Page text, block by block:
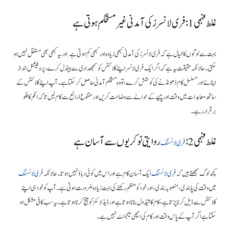
غلط فہمی 1: فری لانسرز کی آمدنی غیر مستحکم ہوتی ہے
بہت سے لوگوں کا خیال ہے کہ فری لانسرز کی آمدنی کبھی زیادہ اور کبھی کم ہوتی ہے. اور یہ کبھی بھی مستقل نہیں ہو
سکتی۔ حالانکہ حقیقت یہ ہے کہ اگر ایک فری لانسر اپنے کلائنٹس کو سمجھداری سے ہینڈل کرے، پروفیشنل انداز
اپنائے اور مسلسل کام ڈھونڈنے کی کوشش کرے، تو وہ مستحکم آمدنی حاصل کر سکتا ہے۔ آپ اپنے کلائنٹس کے
ساتھ معاہدات میں وقت اور پیسے کے حوالے سے وضاحت کریں اور متنوع ذرائع سے کام لیں تاکہ انکم کا فلو
برقرار رہے۔
غلط فہمی 2: فری لانسنگروایتی نوکریوں سے آسان ہے
کچھ لوگ سمجھتے ہیں کہفری لانسنگایک آسان کام ہے اور اس میں کوئی دباؤ نہیں ہوتا۔ حالانکہفری لانسنگ
میں وقت کی پابندی، منصوبہ بندی، اور خود کو منظم رکھنے کی بہت زیادہ ضرورت ہوتی ہے۔ آپ کو خود ہی اپنے
کلائنٹس سے ڈیل کرنا پڑتا ہے، کام کا شیڈول بنانا ہوتا ہے اور ڈیڈ لائنز کو مینج کرنا ہوتا ہے۔ یہ سب کافی مشکل ہو
سکتا ہے اگر آپ کے پاس وقت اور کام کی اچھی مینجمنٹ نہیں ہے۔